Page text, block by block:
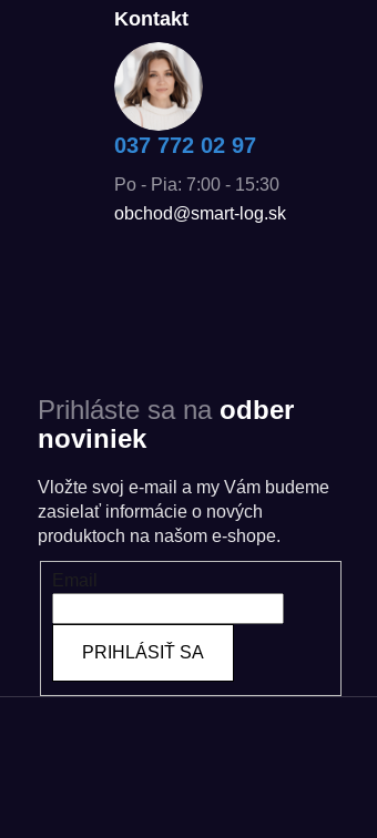
Kontakt
037 772 02 97
Po - Pia: 7:00 - 15:30
obchod@smart-log.sk
Prihláste sa na odber
noviniek
Vložte svoj e-mail a my Vám budeme
zasielať informácie o nových
produktoch na našom e-shope.
PRIHLÁSIŤ SA